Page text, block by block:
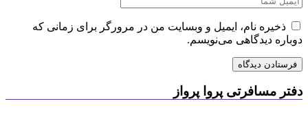
ذخیره نام، ایمیل و وبسایت من در مرورگر برای زمانی که
دوباره دیدگاهی می‌نویسم.
دفتر مسافرتی پروا پرواز